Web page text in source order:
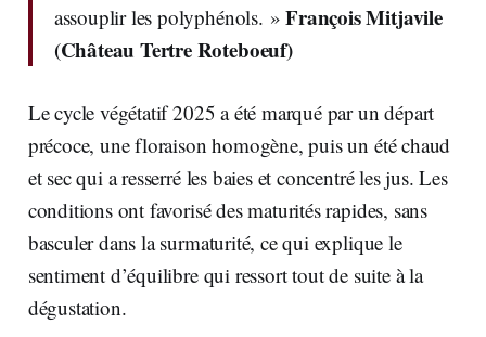
assouplir les polyphénols. »François Mitjavile
(Château Tertre Roteboeuf)
Le cycle végétatif 2025 a été marqué par un départ
précoce, une floraison homogène, puis un été chaud
et sec qui a resserré les baies et concentré les jus. Les
conditions ont favorisé des maturités rapides, sans
basculer dans la surmaturité, ce qui explique le
sentiment d’équilibre qui ressort tout de suite à la
dégustation.